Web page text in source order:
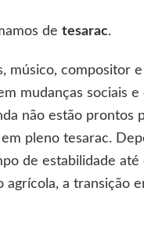
de tesarac.
músico, compositor
mudanças sociais
não estão prontos
pleno tesarac.
de estabilidade
a transição